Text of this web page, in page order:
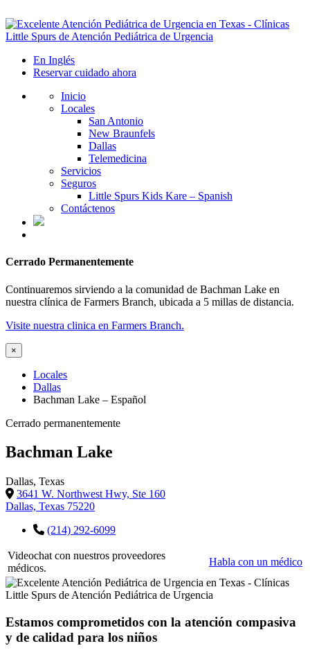
En Inglés
Reservar cuidado ahora
Inicio
Locales
San Antonio
New Braunfels
Dallas
Telemedicina
Servicios
Seguros
Little Spurs Kids Kare – Spanish
Contáctenos
Cerrado Permanentemente
Continuaremos sirviendo a la comunidad de Bachman Lake en
nuestra clínica de Farmers Branch, ubicada a 5 millas de distancia.
Visite nuestra clinica en Farmers Branch.
×
Locales
Dallas
Bachman Lake – Español
Cerrado permanentemente
Bachman Lake
Dallas, Texas
3641 W. Northwest Hwy, Ste 160
Dallas, Texas 75220
(214) 292-6099
Videochat con nuestros proveedores
médicos.
Habla con un médico
Estamos comprometidos con la atención compasiva
y de calidad para los niños